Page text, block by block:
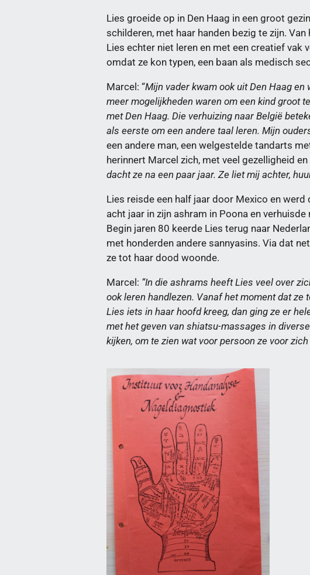
Lies groeide op in Den Haag in een groot
schilderen, met haar handen bezig te zijn.
Lies echter niet leren en met een creatief vak
omdat ze kon typen, een baan als medisch
Marcel: “Mijn vader kwam ook uit Den Haag
meer mogelijkheden waren om een kind groot
met Den Haag. Die verhuizing naar België
als eerste om een andere taal leren. Mijn
een andere man, een welgestelde tandarts
herinnert Marcel zich, met veel gezelligheid
dacht ze na een paar jaar. Ze liet mij achter,
Lies reisde een half jaar door Mexico en
acht jaar in zijn ashram in Poona en
Begin jaren 80 keerde Lies terug naar
met honderden andere sannyasins. Via dat
ze tot haar dood woonde.
Marcel: “In die ashrams heeft Lies veel over
ook leren handlezen. Vanaf het moment dat ze
Lies iets in haar hoofd kreeg, dan ging ze er
met het geven van shiatsu-massages in
kijken, om te zien wat voor persoon ze voor